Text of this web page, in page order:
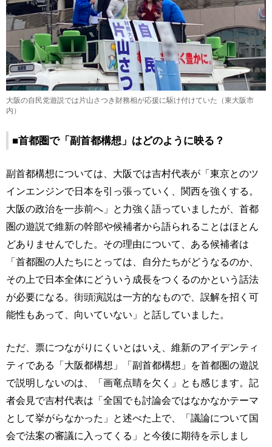
大阪の自民党遊説では片山さつき財務相が応援に駆け付けていた（東大阪市
内）
■首都圏で「副首都構想」はどのように映る？
副首都構想については、大阪では吉村代表が「東京とのツ
インエンジンで日本を引っ張っていく、関西を強くする。
大阪の政治を一歩前へ」と力強く語っていましたが、首都
圏の遊説で維新の幹部や候補者から語られることはほとん
どありませんでした。その理由について、ある候補者は
「首都圏の人たちにとっては、自分たちがどうなるのか、
その上で日本全体にどういう成長をつくるのかという話法
が必要になる。街頭演説は一方的なもので、誤解を招く可
能性もあって、向いていない」と話していました。
ただ、票につながりにくいとはいえ、維新のアイデンティ
ティである「大阪都構想」「副首都構想」を首都圏の遊説
で説明しないのは、「画竜点睛を欠く」とも感じます。記
者会見で吉村代表は「全国でも討論会ではなかなかテーマ
として挙がらなかった」と述べた上で、「議論について国
会で法案の審議に入ってくる」と今後に期待を示しまし